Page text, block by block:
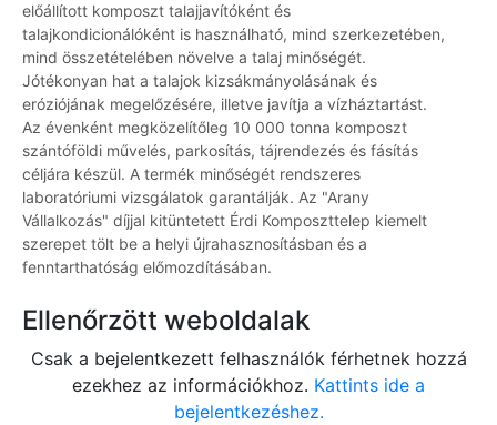
előállított komposzt talajjavítóként és
talajkondicionálóként is használható, mind szerkezetében,
mind összetételében növelve a talaj minőségét.
Jótékonyan hat a talajok kizsákmányolásának és
eróziójának megelőzésére, illetve javítja a vízháztartást.
Az évenként megközelítőleg 10 000 tonna komposzt
szántóföldi művelés, parkosítás, tájrendezés és fásítás
céljára készül. A termék minőségét rendszeres
laboratóriumi vizsgálatok garantálják. Az "Arany
Vállalkozás" díjjal kitüntetett Érdi Komposzttelep kiemelt
szerepet tölt be a helyi újrahasznosításban és a
fenntarthatóság előmozdításában.
Ellenőrzött weboldalak
Csak a bejelentkezett felhasználók férhetnek hozzá
ezekhez az információkhoz. Kattints ide a
bejelentkezéshez.